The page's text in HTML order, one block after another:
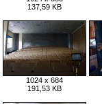
137,59 KB
1024 x 684
191,53 KB